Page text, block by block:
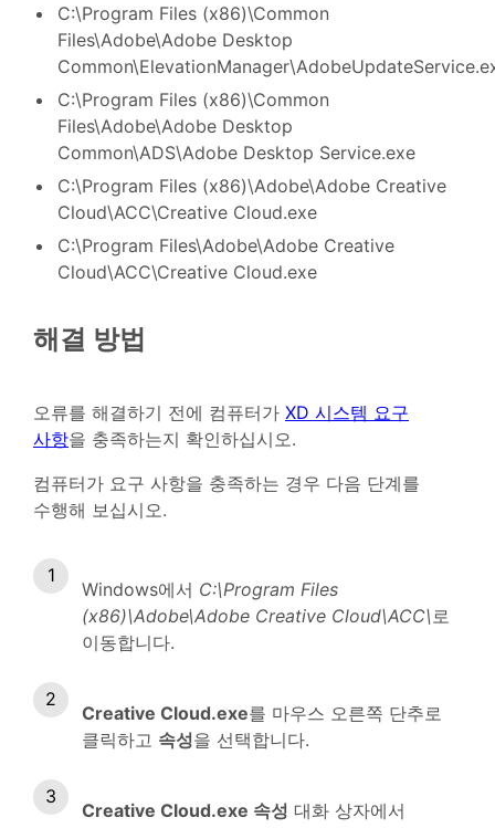
C:\Program Files (x86)\Common
Files\Adobe\Adobe Desktop
C:\Program Files (x86)\Common
Files\Adobe\Adobe Desktop
Common\ADS\Adobe Desktop Service.exe
C:\Program Files (x86)\Adobe\Adobe Creative
Cloud\ACC\Creative Cloud.exe
C:\Program Files\Adobe\Adobe Creative
Cloud\ACC\Creative Cloud.exe
해결 방법
오류를 해결하기 전에 컴퓨터가 XD 시스템 요구
사항을 충족하는지 확인하십시오.
컴퓨터가 요구 사항을 충족하는 경우 다음 단계를
수행해 보십시오.
Windows에서 C:\Program Files
(x86)\Adobe\Adobe Creative Cloud\ACC\ 로
이동합니다.
Creative Cloud.exe를 마우스 오른쪽 단추로
클릭하고 속성을 선택합니다.
Creative Cloud.exe 속성 대화 상자에서